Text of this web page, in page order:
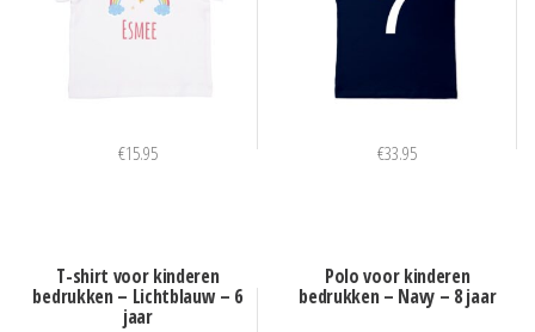
€15.95 €33.95
T-shirt voor kinderen
bedrukken – Lichtblauw – 6
jaar
Polo voor kinderen
bedrukken – Navy – 8 jaar